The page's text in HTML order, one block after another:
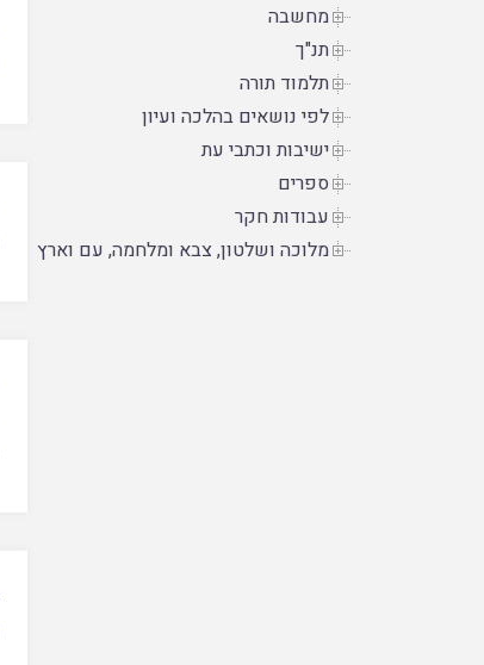
מחשבה
תנ"ך
תלמוד תורה
לפי נושאים בהלכה ועיון
ישיבות וכתבי עת
ספרים
עבודות חקר
מלוכה ושלטון, צבא ומלחמה, עם וארץ